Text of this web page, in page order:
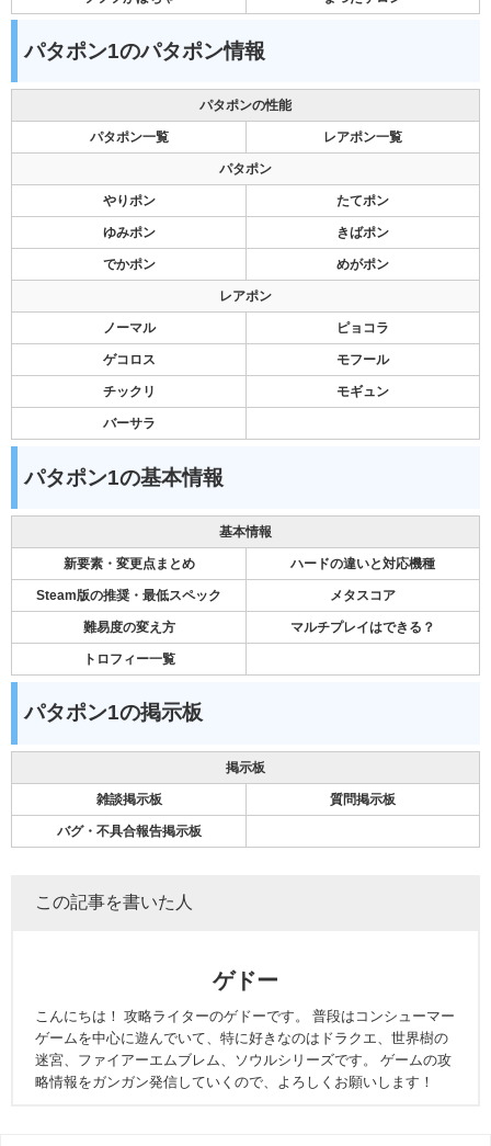
パタポン1のパタポン情報
パタポンの性能
パタポン一覧 レアポン一覧
パタポン
やりポン たてポン
ゆみポン きばポン
でかポン めがポン
レアポン
ノーマル ピョコラ
ゲコロス モフール
チックリ モギュン
バーサラ
パタポン1の基本情報
基本情報
新要素・変更点まとめ ハードの違いと対応機種
Steam版の推奨・最低スペック メタスコア
難易度の変え方 マルチプレイはできる？
トロフィー一覧
パタポン1の掲示板
掲示板
雑談掲示板 質問掲示板
バグ・不具合報告掲示板
この記事を書いた人
ゲドー
こんにちは！ 攻略ライターのゲドーです。 普段はコンシューマー
ゲームを中心に遊んでいて、特に好きなのはドラクエ、世界樹の
迷宮、ファイアーエムブレム、ソウルシリーズです。 ゲームの攻
略情報をガンガン発信していくので、よろしくお願いします！